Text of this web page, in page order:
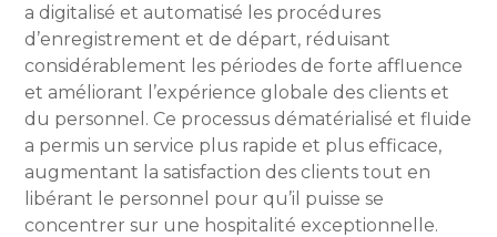
a digitalisé et automatisé les procédures
d’enregistrement et de départ, réduisant
considérablement les périodes de forte affluence
et améliorant l’expérience globale des clients et
du personnel. Ce processus dématérialisé et fluide
a permis un service plus rapide et plus efficace,
augmentant la satisfaction des clients tout en
libérant le personnel pour qu’il puisse se
concentrer sur une hospitalité exceptionnelle.